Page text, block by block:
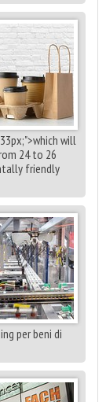
will
24 to 26
friendly
per beni di